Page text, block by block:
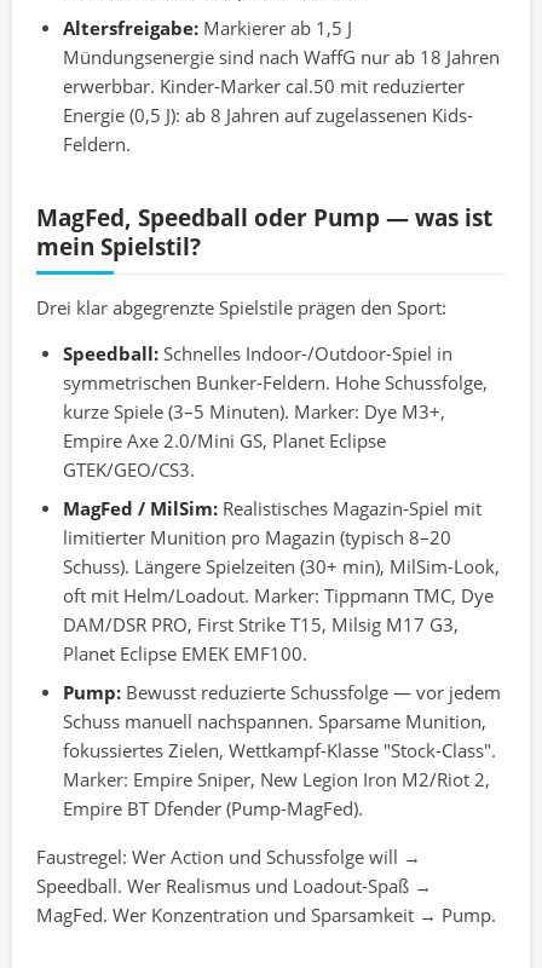
Altersfreigabe: Markierer ab 1,5 J
Mündungsenergie sind nach WaffG nur ab 18 Jahren
erwerbbar. Kinder-Marker cal.50 mit reduzierter
Energie (0,5 J): ab 8 Jahren auf zugelassenen Kids-
Feldern.
MagFed, Speedball oder Pump — was ist
mein Spielstil?
Drei klar abgegrenzte Spielstile prägen den Sport:
Speedball: Schnelles Indoor-/Outdoor-Spiel in
symmetrischen Bunker-Feldern. Hohe Schussfolge,
kurze Spiele (3–5 Minuten). Marker: Dye M3+,
Empire Axe 2.0/Mini GS, Planet Eclipse
GTEK/GEO/CS3.
MagFed / MilSim: Realistisches Magazin-Spiel mit
limitierter Munition pro Magazin (typisch 8–20
Schuss). Längere Spielzeiten (30+ min), MilSim-Look,
oft mit Helm/Loadout. Marker: Tippmann TMC, Dye
DAM/DSR PRO, First Strike T15, Milsig M17 G3,
Planet Eclipse EMEK EMF100.
Pump: Bewusst reduzierte Schussfolge — vor jedem
Schuss manuell nachspannen. Sparsame Munition,
fokussiertes Zielen, Wettkampf-Klasse "Stock-Class".
Marker: Empire Sniper, New Legion Iron M2/Riot 2,
Empire BT Dfender (Pump-MagFed).
Faustregel: Wer Action und Schussfolge will →
Speedball. Wer Realismus und Loadout-Spaß →
MagFed. Wer Konzentration und Sparsamkeit → Pump.